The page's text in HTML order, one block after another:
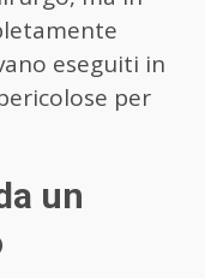
eseguiti in
per
un